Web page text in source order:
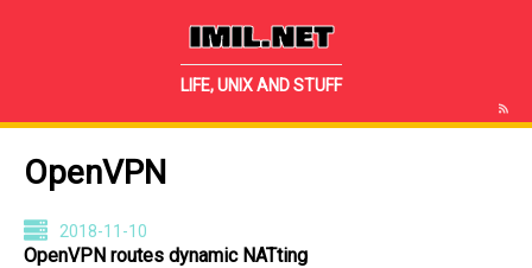
IMIL.NET
LIFE, UNIX AND STUFF
OpenVPN
2018-11-10
OpenVPN routes dynamic NATting